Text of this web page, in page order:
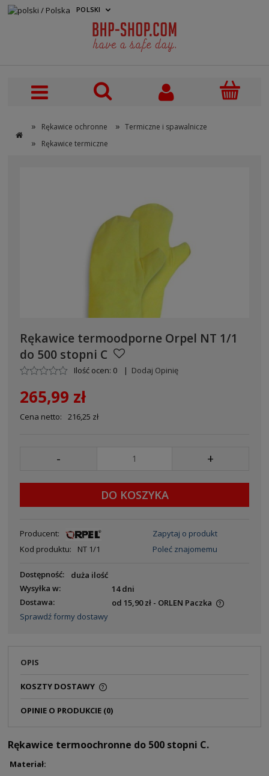
» Rękawice ochronne » Termiczne i spawalnicze
» Rękawice termiczne
POLSKI
Rękawice termoodporne Orpel NT 1/1
do 500 stopni C
Ilość ocen: 0 | Dodaj Opinię
265,99 zł
Cena netto: 216,25 zł
- +
DO KOSZYKA
Producent:
Kod produktu:
NT 1/1
Zapytaj o produkt
Poleć znajomemu
Dostępność:
duża ilość
Wysyłka w:
14 dni
Dostawa:
od 15,90 zł - ORLEN Paczka
Sprawdź formy dostawy
OPIS
KOSZTY DOSTAWY
OPINIE O PRODUKCIE (0)
Rękawice termoochronne do 500 stopni C.
Materiał: